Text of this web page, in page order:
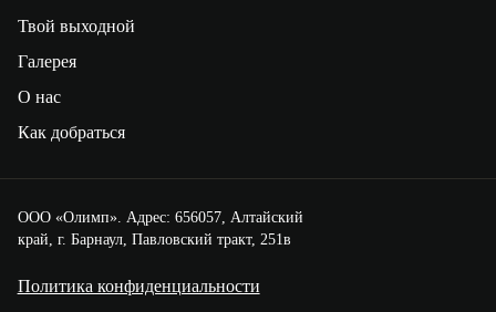
Твой выходной
Галерея
О нас
Как добраться
ООО «Олимп». Адрес: 656057, Алтайский
край, г. Барнаул, Павловский тракт, 251в
Политика конфиденциальности